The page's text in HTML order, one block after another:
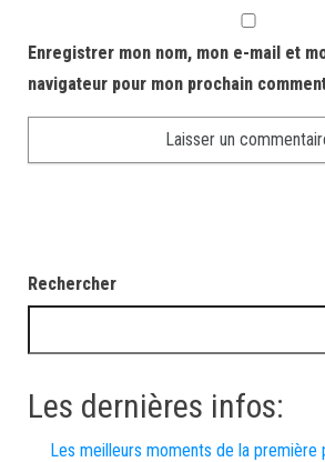
Enregistrer mon nom, mon e-mail et
navigateur pour mon prochain
Rechercher
Les dernières infos:
Les meilleurs moments de la première